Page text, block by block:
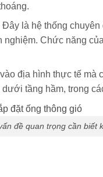
Đây là hệ thống chuyên
Chức năng
địa hình thực tế
tầng hầm, trong
đề quan trọng cần biết